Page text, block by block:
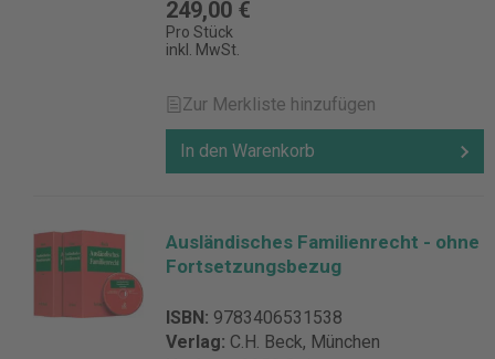
249,00 €
Pro Stück
inkl. MwSt.
Zur Merkliste hinzufügen
In den Warenkorb
Ausländisches Familienrecht - ohne
Fortsetzungsbezug
ISBN: 9783406531538
Verlag: C.H. Beck, München